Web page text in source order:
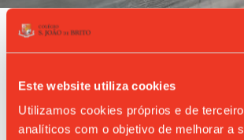
Este website utiliza cookies
Utilizamos cookies próprios e de
analíticos com o objetivo de melhorar a
Notícias